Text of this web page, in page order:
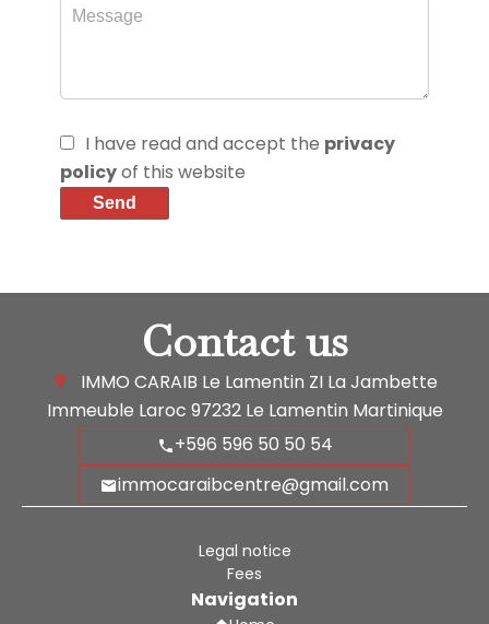
I have read and accept the privacy
policyof this website
Send
Contact us
IMMO CARAIB Le Lamentin ZI La Jambette
Immeuble Laroc 97232Le Lamentin Martinique
+596 596 50 50 54
immocaraibcentre@gmail.com
Legal notice
Fees
Navigation